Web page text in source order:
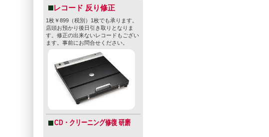
レコード 反り修正
1枚￥899（税別）1枚でも承ります。
店頭お預かり後日引き取りとなりま
す。修正の出来ないレコードもござい
ます。事前にお問合せください。
CD・クリーニング修復 研磨